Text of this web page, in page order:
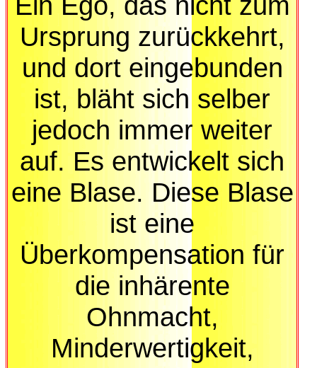
Ursprung zurückkehrt,
und dort eingebunden
ist, bläht sich selber
jedoch immer weiter
auf. Es entwickelt sich
eine Blase. Diese Blase
ist eine
Überkompensation für
die inhärente
Ohnmacht,
Minderwertigkeit,